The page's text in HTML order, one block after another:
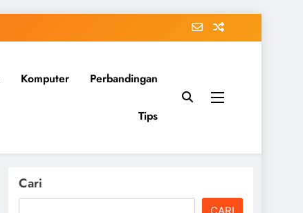
Komputer Perbandingan
Tips
Cari